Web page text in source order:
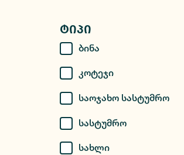
Ტიპი
Ბინა
Კოტეჯი
Საოჯახო Სასტუმრო
Სასტუმრო
Სახლი